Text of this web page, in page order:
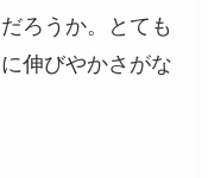
ろうか。とても
伸びやかさがな